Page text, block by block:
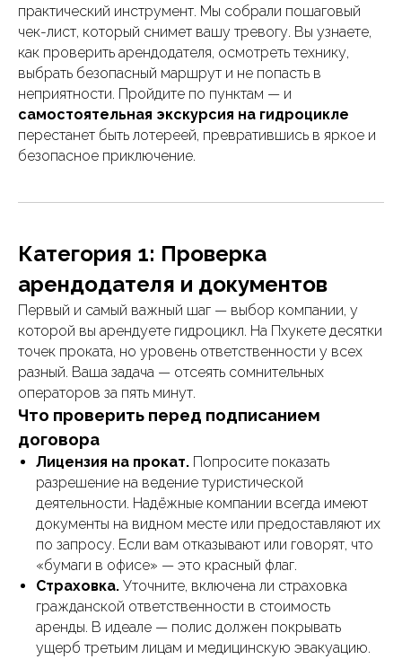
практический инструмент. Мы собрали пошаговый
чек-лист, который снимет вашу тревогу. Вы узнаете,
как проверить арендодателя, осмотреть технику,
выбрать безопасный маршрут и не попасть в
неприятности. Пройдите по пунктам — и
самостоятельная экскурсия на гидроцикле
перестанет быть лотереей, превратившись в яркое и
безопасное приключение.
Категория 1: Проверка
арендодателя и документов
Первый и самый важный шаг — выбор компании, у
которой вы арендуете гидроцикл. На Пхукете десятки
точек проката, но уровень ответственности у всех
разный. Ваша задача — отсеять сомнительных
операторов за пять минут.
Что проверить перед подписанием
договора
Лицензия на прокат. Попросите показать
разрешение на ведение туристической
деятельности. Надёжные компании всегда имеют
документы на видном месте или предоставляют их
по запросу. Если вам отказывают или говорят, что
«бумаги в офисе» — это красный флаг.
Страховка. Уточните, включена ли страховка
гражданской ответственности в стоимость
аренды. В идеале — полис должен покрывать
ущерб третьим лицам и медицинскую эвакуацию.